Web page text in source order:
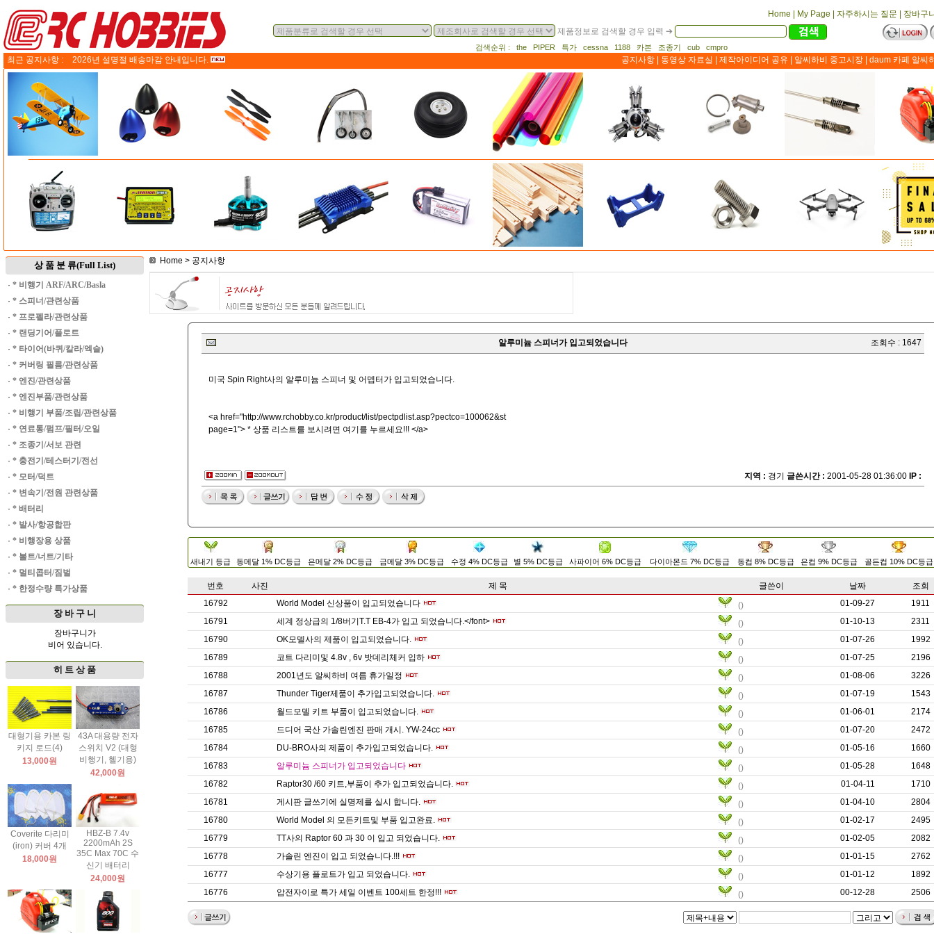
Home My Page 자주하시는 질문
장바구
제품정보로 검색할 경우 입력 ➔
검색순위 : the PIPER 특가 cessna 1188 카본 조종기 cub cmpro
최근 공지사항 : 2026년 설명절 배송마감 안내입니다. 공지사항 동영상 자료실 제작아이디어 공유 알씨하비 중고시장 daum 카페 알씨
상 품 분 류(Full List)
· * 비행기 ARF/ARC/Basla
· * 스피너/관련상품
· * 프로펠라/관련상품
· * 랜딩기어/플로트
· * 타이어(바퀴/칼라/엑슬)
· * 커버링 필름/관련상품
· * 엔진/관련상품
· * 엔진부품/관련상품
· * 비행기 부품/조립/관련상품
· * 연료통/펌프/필터/오일
· * 조종기/서보 관련
· * 충전기/테스터기/전선
· * 모터/덕트
· * 변속기/전원 관련상품
· * 배터리
· * 발사/항공합판
· * 비행장용 상품
· * 볼트/너트/기타
· * 멀티콥터/짐벌
· * 한정수량 특가상품
장 바 구 니
장바구니가
비어 있습니다.
히 트 상 품
대형기용 카본 링
키지 로드(4)
13,000원
43A 대용량 전자
스위치 V2 (대형
비행기, 헬기용)
42,000원
Coverite 다리미
(iron) 커버 4개
18,000원
HBZ-B 7.4v
2200mAh 2S
35C Max 70C 수
신기 배터리
24,000원
Home > 공지사항
알루미늄 스피너가 입고되었습니다 조회수 : 1647
미국 Spin Right사의 알루미늄 스피너 및 어뎁터가 입고되었습니다.
<a href="http://www.rchobby.co.kr/product/list/pectpdlist.asp?pectco=100062&st
page=1"> * 상품 리스트를 보시려면 여기를 누르세요!!! </a>
지역 : 경기 글쓴시간 : 2001-05-28 01:36:00 IP :
새내기 등급 동메달 1% DC등급 은메달 2% DC등급 금메달 3% DC등급 수정 4% DC등급 별 5% DC등급 사파이어 6% DC등급 다이아몬드 7% DC등급 동컵 8% DC등급 은컵 9% DC등급 골든컵 10% DC등급
번호 사진 제 목 글쓴이 날짜
조회
16792
World Model 신상품이 입고되었습니다 () 01-09-27
1911
16791
세계 정상급의 1/8버기T.T EB-4가 입고 되었습니다.</font> () 01-10-13
2311
16790
OK모델사의 제품이 입고되었습니다. () 01-07-26
1992
16789
코트 다리미및 4.8v , 6v 밧데리체커 입하 () 01-07-25
2196
16788
2001년도 알씨하비 여름 휴가일정 () 01-08-06
3226
16787
Thunder Tiger제품이 추가입고되었습니다. () 01-07-19
1543
16786
월드모델 키트 부품이 입고되었습니다. () 01-06-01
2174
16785
드디어 국산 가솔린엔진 판매 개시. YW-24cc () 01-07-20
2472
16784
DU-BRO사의 제품이 추가입고되었습니다. () 01-05-16
1660
16783
알루미늄 스피너가 입고되었습니다 () 01-05-28
1648
16782
Raptor30 /60 키트,부품이 추가 입고되었습니다. () 01-04-11
1710
16781
게시판 글쓰기에 실명제를 실시 합니다. () 01-04-10
2804
16780
World Model 의 모든키트및 부품 입고완료. () 01-02-17
2495
16779
TT사의 Raptor 60 과 30 이 입고 되었습니다. () 01-02-05
2082
16778
가솔린 엔진이 입고 되었습니다.!!! () 01-01-15
2762
16777
수상기용 플로트가 입고 되었습니다. () 01-01-12
1892
16776
압전자이로 특가 세일 이벤트 100세트 한정!!! () 00-12-28 2506